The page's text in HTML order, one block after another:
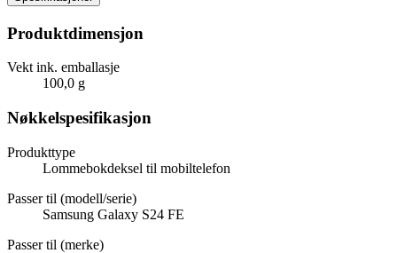
Produktdimensjon
Vekt ink. emballasje
100,0 g
Nøkkelspesifikasjon
Produkttype
Lommebokdeksel til mobiltelefon
Passer til (modell/serie)
Samsung Galaxy S24 FE
Passer til (merke)